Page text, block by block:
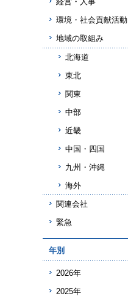
環境・社会貢献活動
地域の取組み
北海道
東北
関東
中部
近畿
中国・四国
九州・沖縄
海外
関連会社
緊急
年別
2026年
2025年